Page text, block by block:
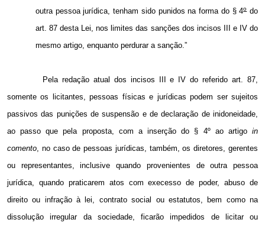
outra pessoa jurídica, tenham sido punidos na forma do § 4odo
art. 87 desta Lei, nos limites das sanções dos incisos III e IV do
mesmo artigo, enquanto perdurar a sanção.”
Pela redação atual dos incisos III e IV do referido art. 87,
somente os licitantes, pessoas físicas e jurídicas podem ser sujeitos
passivos das punições de suspensão e de declaração de inidoneidade,
ao passo que pela proposta, com a inserção do § 4º ao artigo in
comento, no caso de pessoas jurídicas, também, os diretores, gerentes
ou representantes, inclusive quando provenientes de outra pessoa
jurídica, quando praticarem atos com execesso de poder, abuso de
direito ou infração à lei, contrato social ou estatutos, bem como na
dissolução irregular da sociedade, ficarão impedidos de licitar ou